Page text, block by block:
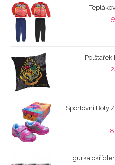
Polštářek
Sportovní Boty
Figurka